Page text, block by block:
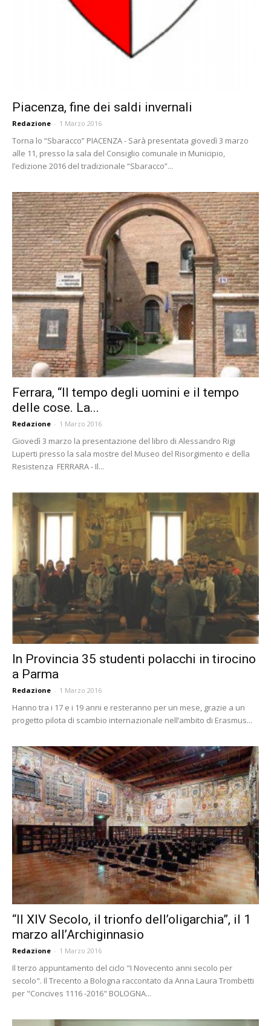
Piacenza, fine dei saldi invernali
Redazione - 1 Marzo 2016
Torna lo “Sbaracco” PIACENZA - Sarà presentata giovedì 3 marzo
alle 11, presso la sala del Consiglio comunale in Municipio,
l’edizione 2016 del tradizionale “Sbaracco”...
Ferrara, “Il tempo degli uomini e il tempo
delle cose. La...
Redazione - 1 Marzo 2016
Giovedì 3 marzo la presentazione del libro di Alessandro Rigi
Luperti presso la sala mostre del Museo del Risorgimento e della
Resistenza FERRARA - Il...
In Provincia 35 studenti polacchi in tirocino
a Parma
Redazione - 1 Marzo 2016
Hanno tra i 17 e i 19 anni e resteranno per un mese, grazie a un
progetto pilota di scambio internazionale nell’ambito di Erasmus...
“Il XIV Secolo, il trionfo dell’oligarchia”, il 1
marzo all’Archiginnasio
Redazione - 1 Marzo 2016
Il terzo appuntamento del ciclo "I Novecento anni secolo per
secolo". Il Trecento a Bologna raccontato da Anna Laura Trombetti
per "Concives 1116 -2016" BOLOGNA...